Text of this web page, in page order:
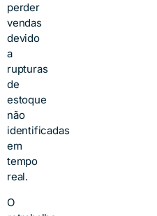
perder
vendas
devido
a
rupturas
de
estoque
não
identificadas
em
tempo
real.
O